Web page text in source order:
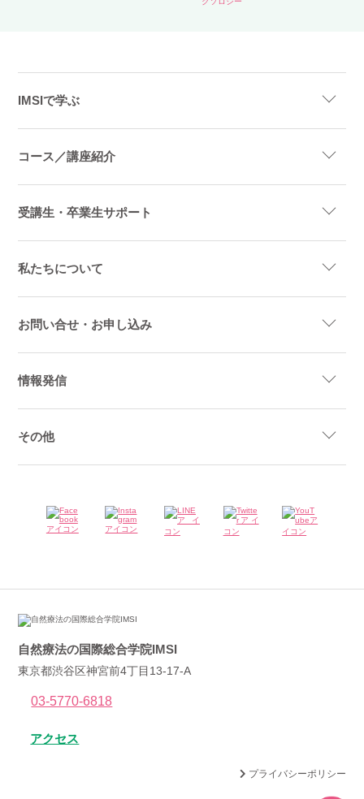
IMSIで学ぶ
コース／講座紹介
受講生・卒業生サポート
私たちについて
お問い合せ・お申し込み
情報発信
その他
自然療法の国際総合学院IMSI
東京都渋谷区神宮前4丁目13-17-A
03-5770-6818
アクセス
プライバシーポリシー